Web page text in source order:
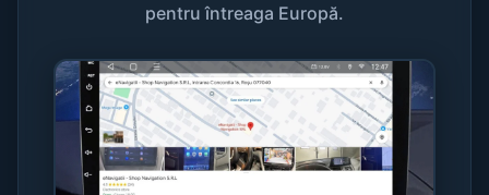
pentru întreaga Europă.